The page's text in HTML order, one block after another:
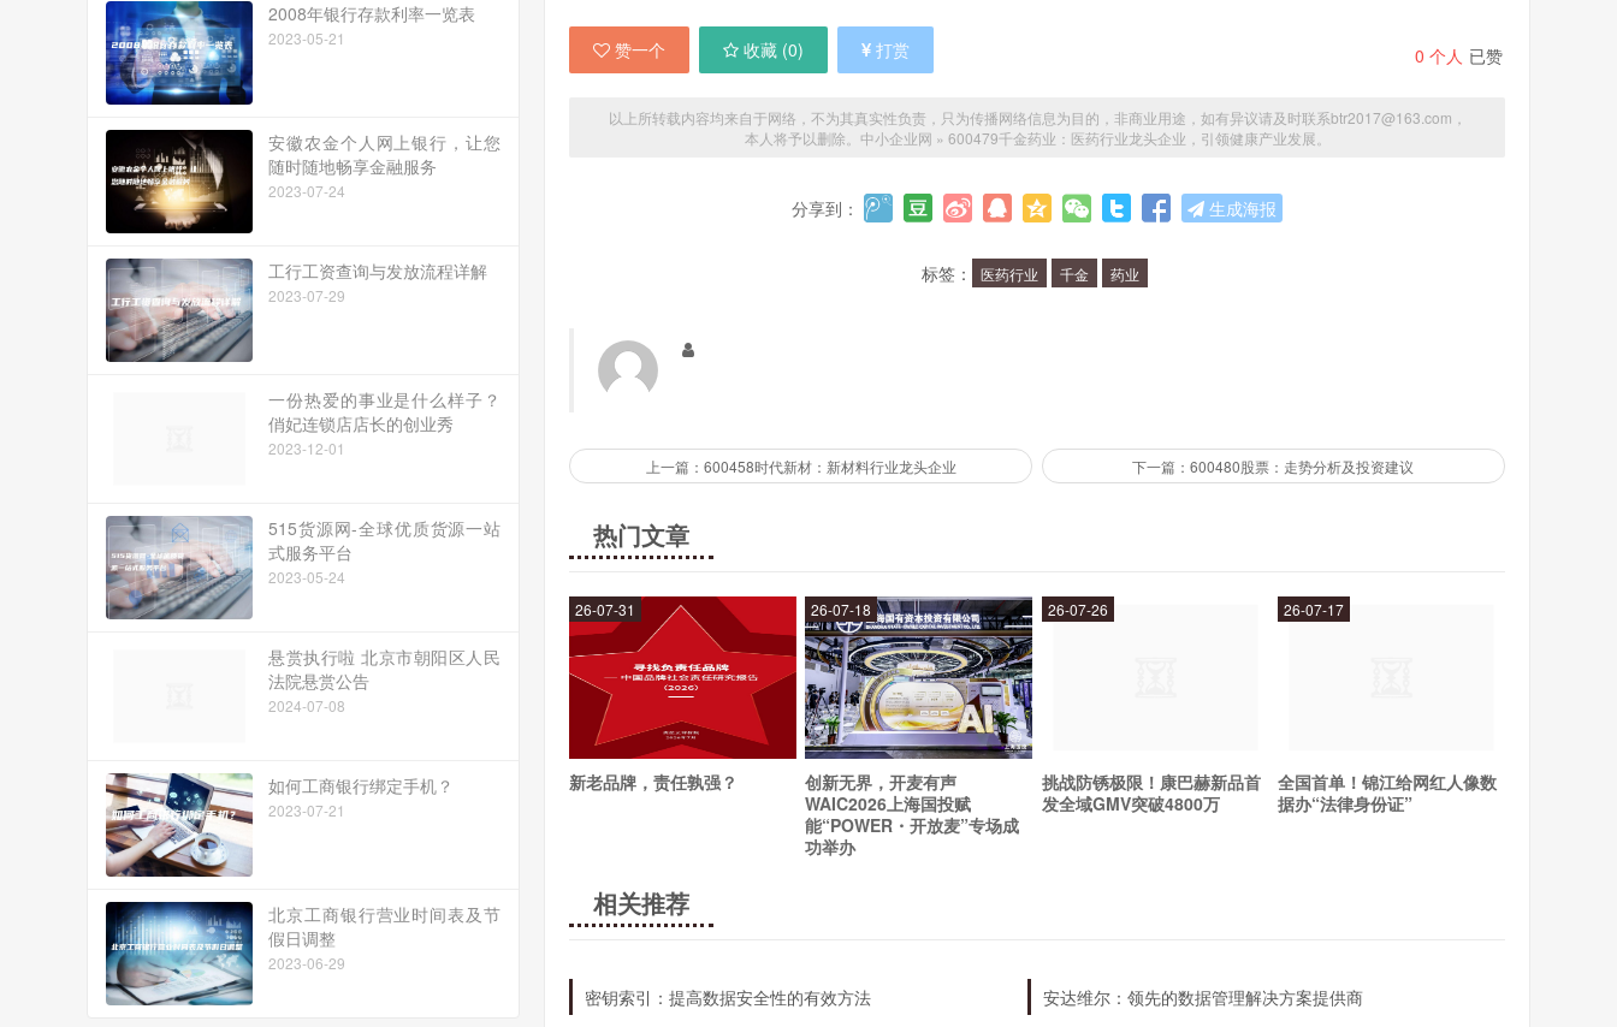
0 个人 已赞
赞一个 收藏 (0) 打赏
以上所转载内容均来自于网络，不为其真实性负责，只为传播网络信息为目的，非商业用途，如有异议请及时联系btr2017@163.com，
本人将予以删除。 中小企业网 » 600479千金药业：医药行业龙头企业，引领健康产业发展。
分享到： 生成海报
标签： 医药行业 千金 药业
上一篇：600458时代新材：新材料行业龙头企业 下一篇：600480股票：走势分析及投资建议
热门文章
新老品牌，责任孰强？
26-07-31
创新无界，开麦有声
WAIC2026上海国投赋
能“POWER・开放麦”专场成
功举办
26-07-18
挑战防锈极限！康巴赫新品首
发全域GMV突破4800万
26-07-26
全国首单！锦江给网红人像数
据办“法律身份证”
26-07-17
相关推荐
密钥索引：提高数据安全性的有效方法 安达维尔：领先的数据管理解决方案提供商
2008年银行存款利率一览表
2023-05-21
安徽农金个人网上银行，让您
随时随地畅享金融服务
2023-07-24
工行工资查询与发放流程详解
2023-07-29
一份热爱的事业是什么样子？
俏妃连锁店店长的创业秀
2023-12-01
515货源网-全球优质货源一站
式服务平台
2023-05-24
悬赏执行啦 北京市朝阳区人民
法院悬赏公告
2024-07-08
如何工商银行绑定手机？
2023-07-21
北京工商银行营业时间表及节
假日调整
2023-06-29